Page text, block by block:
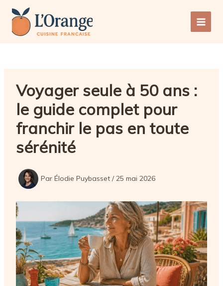
contenu
Main
Voyager seule à 50 ans :
le guide complet pour
franchir le pas en toute
sérénité
Par Élodie Puybasset /25 mai 2026